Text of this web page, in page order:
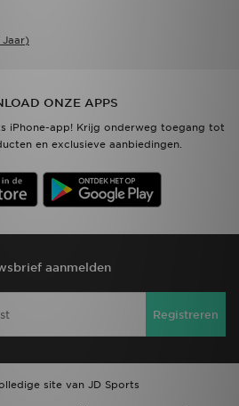
Jaar)
ONZE APPS
iPhone-app! Krijg onderweg toegang tot
en exclusieve aanbiedingen.
aanmelden
Registreren
site van JD Sports